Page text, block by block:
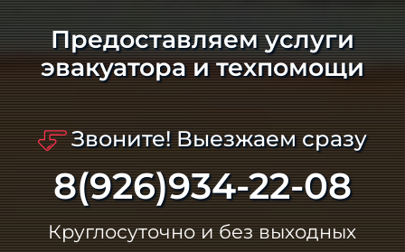
Предоставляем услуги
эвакуатора и техпомощи
Звоните! Выезжаем сразу
8(926)934-22-08
Круглосуточно и без выходных